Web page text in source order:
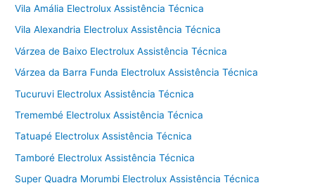
Vila Amália Electrolux Assistência Técnica
Vila Alexandria Electrolux Assistência Técnica
Várzea de Baixo Electrolux Assistência Técnica
Várzea da Barra Funda Electrolux Assistência Técnica
Tucuruvi Electrolux Assistência Técnica
Tremembé Electrolux Assistência Técnica
Tatuapé Electrolux Assistência Técnica
Tamboré Electrolux Assistência Técnica
Super Quadra Morumbi Electrolux Assistência Técnica